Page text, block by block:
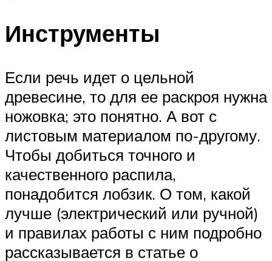
Инструменты
Если речь идет о цельной
древесине, то для ее раскроя нужна
ножовка; это понятно. А вот с
листовым материалом по-другому.
Чтобы добиться точного и
качественного распила,
понадобится лобзик. О том, какой
лучше (электрический или ручной)
и правилах работы с ним подробно
рассказывается в статье о